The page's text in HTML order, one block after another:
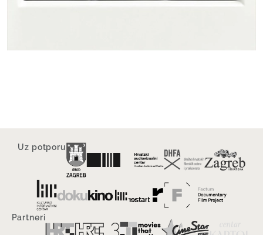
Uz potporu
Partneri